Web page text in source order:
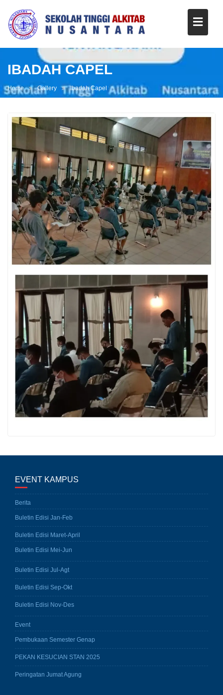
IBADAH CAPEL
Home Gallery Ibadah Capel
EVENT KAMPUS
Berita
Buletin Edisi Jan-Feb
Buletin Edisi Maret-April
Buletin Edisi Mei-Jun
Buletin Edisi Jul-Agt
Buletin Edisi Sep-Okt
Buletin Edisi Nov-Des
Event
Pembukaan Semester Genap
PEKAN KESUCIAN STAN 2025
Peringatan Jumat Agung